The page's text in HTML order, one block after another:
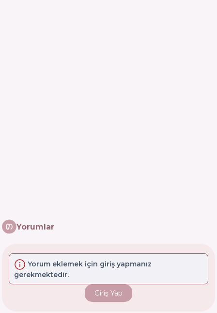
Yorumlar
Yorum eklemek için giriş yapmanız
gerekmektedir.
Giriş Yap